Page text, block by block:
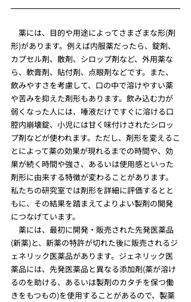
薬には、目的や用途によってさまざまな形(剤
形)があります。例えば内服薬だったら、錠剤、
カプセル剤、散剤、シロップ剤など、外用薬な
ら、軟膏剤、貼付剤、点眼剤などです。また、
飲みやすさを考慮して、口の中で溶けやすい薬
や苦みを抑えた剤形もあります。飲み込む力が
弱くなった人には、唾液だけですぐに溶ける口
腔内崩壊錠、小児には甘く味付けされたシロッ
プ剤などが使われます。ただし、剤形を変えるこ
とによって薬の効果が現れるまでの時間や、効
果が続く時間や強さ、あるいは使用感といった
剤形に由来する特徴が変わることがあります。
私たちの研究室では剤形を詳細に評価するとと
もに、その結果を踏まえてよりよい製剤の開発
につなげています。
薬には、最初に開発・販売された先発医薬品
(新薬)と、新薬の特許が切れた後に販売されるジ
ェネリック医薬品があります。ジェネリック医
薬品には、先発医薬品と異なる添加剤(薬が溶け
るのを助ける、あるいは製剤のカタチを保つ働
きをもつもの)を使用することがあるので、製薬